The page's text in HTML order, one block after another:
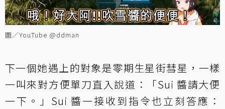
圖／YouTube @ddman
下一個她遇上的對象是零期生星街彗星，一樣
一叫來對方便單刀直入說道：「Sui 醬請大便
一下。」Sui 醬一接收到指令也立刻答應：